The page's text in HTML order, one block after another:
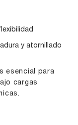
y atornillado
esencial para
cargas